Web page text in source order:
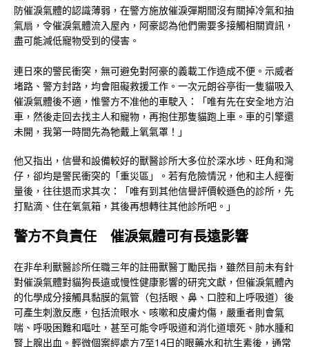
防催淚氣體的認識薄弱，在警方施放催淚彈期間沒有關掉冷氣和抽
氣扇，令催淚氣體流入屋內，阿豪認為他們需要多接觸相關資訊，
盡可能減低寵物受到的侵害。
連日來的警民衝突，無可避免對阿豪的義載工作造成不便。示威者
堵路、警方封路，均會阻礙救援工作。一次元朗谷亭街一隻貓吸入
催淚氣體後不適，惟警方不准他的車駛入：「唯有先在安全地方泊
車，然後走回去找主人和寵物，再抱住那隻貓跑上車。車的引擎還
未開，我第一時間先為牠戴上氧氣罩！」
他又指出，信譽和設備較好的獸醫診所大多位於深水埗、旺角和灣
仔，卻均是警民衝突的「重災區」。若有危險情況，他和主人經衡
量後，往往退而求其次：「唯有到其他信譽評價較遜色的診所，先
打點滴、住在氧氣箱，其後再想轉往其他診所吧。」
警方不負責任 催淚氣體可有長遠影響
在非牟利獸醫診所任職三年的註冊獸醫丁勵民指，雖然目前未有針
對催淚氣體對貓狗長遠或慢性健康影響的研究文獻，但催淚氣體內
的化學成分接觸具黏膜的氣管（包括眼、鼻、口腔和上呼吸道）後
可產生刺激反應，包括流眼水、咳嗽和皮膚灼傷，嚴重者則會氣
喘、呼吸困難和嘔吐，甚至可能令呼吸道和消化道壞死、肺水腫和
腎上腺出血。輕微個案經處方7至14日的眼藥水和抗生素後，通常